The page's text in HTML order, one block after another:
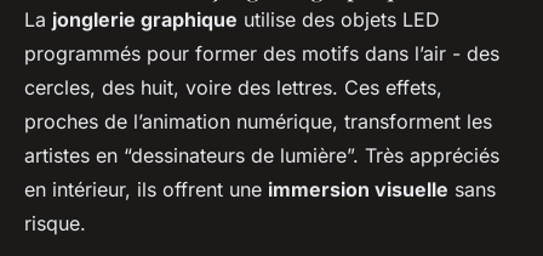
La jonglerie graphique utilise des objets LED
programmés pour former des motifs dans l’air - des
cercles, des huit, voire des lettres. Ces effets,
proches de l’animation numérique, transforment les
artistes en “dessinateurs de lumière”. Très appréciés
en intérieur, ils offrent une immersion visuelle sans
risque.